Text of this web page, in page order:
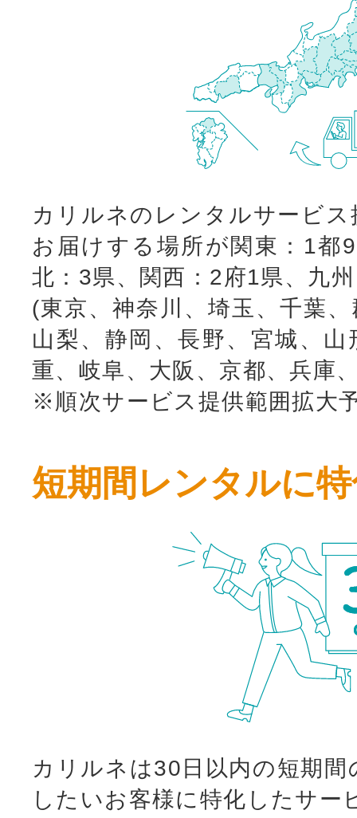
カリルネのレンタルサービ
お届けする場所が関東：1都
北：3県、関西：2府1県、九
(東京、神奈川、埼玉、千葉
山梨、静岡、長野、宮城、
重、岐阜、大阪、京都、兵庫
※順次サービス提供範囲拡大
短期間レンタルに
カリルネは30日以内の短期
したいお客様に特化したサー